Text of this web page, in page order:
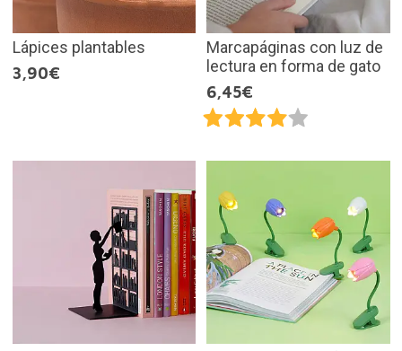
Lápices plantables
3,90€
Marcapáginas con luz de
lectura en forma de gato
6,45€